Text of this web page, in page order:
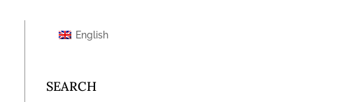
English
SEARCH